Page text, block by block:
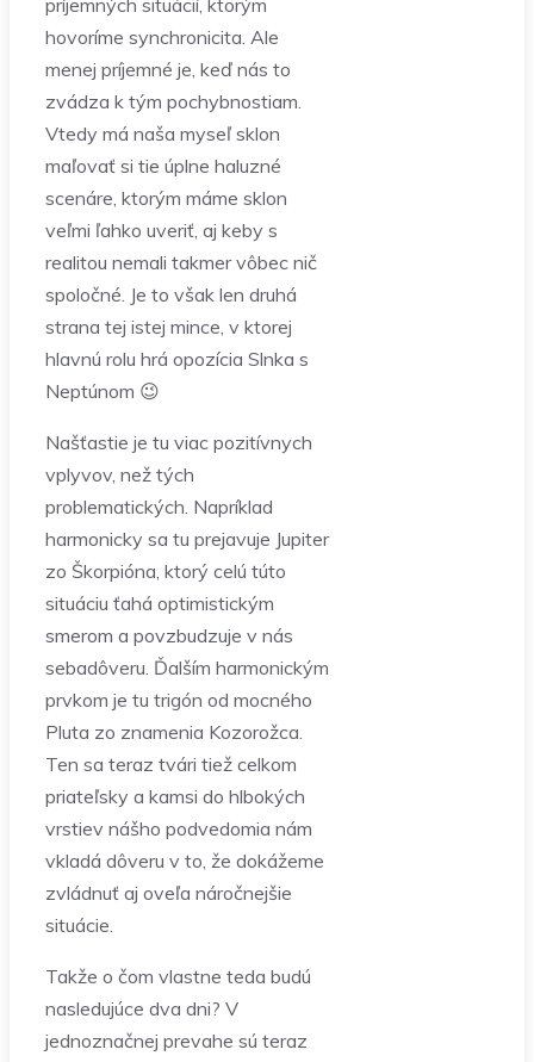
hovoríme synchronicita. Ale
menej príjemné je, keď nás to
zvádza k tým pochybnostiam.
Vtedy má naša myseľ sklon
maľovať si tie úplne haluzné
scenáre, ktorým máme sklon
veľmi ľahko uveriť, aj keby s
realitou nemali takmer vôbec nič
spoločné. Je to však len druhá
strana tej istej mince, v ktorej
hlavnú rolu hrá opozícia Slnka s
Neptúnom 😉
Našťastie je tu viac pozitívnych
vplyvov, než tých
problematických. Napríklad
harmonicky sa tu prejavuje Jupiter
zo Škorpióna, ktorý celú túto
situáciu ťahá optimistickým
smerom a povzbudzuje v nás
sebadôveru. Ďalším harmonickým
prvkom je tu trigón od mocného
Pluta zo znamenia Kozorožca.
Ten sa teraz tvári tiež celkom
priateľsky a kamsi do hlbokých
vrstiev nášho podvedomia nám
vkladá dôveru v to, že dokážeme
zvládnuť aj oveľa náročnejšie
situácie.
Takže o čom vlastne teda budú
nasledujúce dva dni? V
jednoznačnej prevahe sú teraz